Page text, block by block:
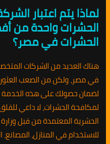
لماذا يتم اعتبار
الحشرات واحدة من
الحشرات في مصر؟
هناك العديد من الشركات
في مصر، ولكن من الصعب
لضمان حصولك على هذه الخدمة
لمكافحة الحشرات، لا داعي
الحشرية المعتمدة من قبل وزارة
للاستخدام في المنازل،